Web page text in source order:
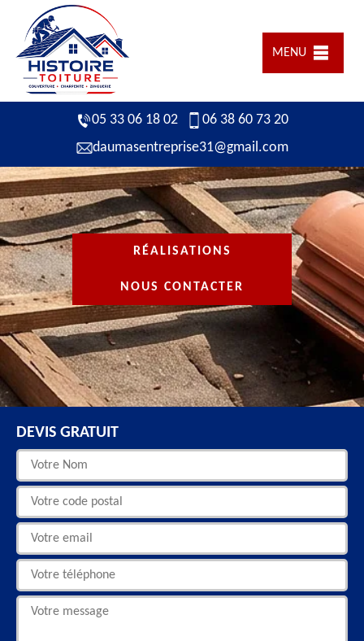
MENU
05 33 06 18 02
06 38 60 73 20
daumasentreprise31@gmail.com
RÉALISATIONS
NOUS CONTACTER
DEVIS GRATUIT